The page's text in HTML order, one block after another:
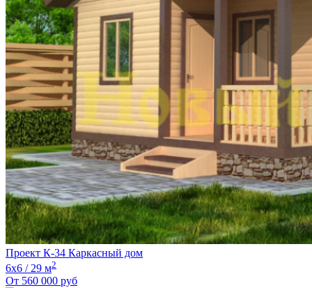
Проект К-34 Каркасный дом
6х6 / 29 м2
От 560 000 руб